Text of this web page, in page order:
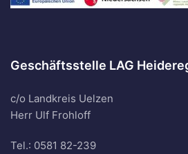
Geschäftsstelle LAG
c/o Landkreis Uelzen
Herr Ulf Frohloff
Tel.: 0581 82-239